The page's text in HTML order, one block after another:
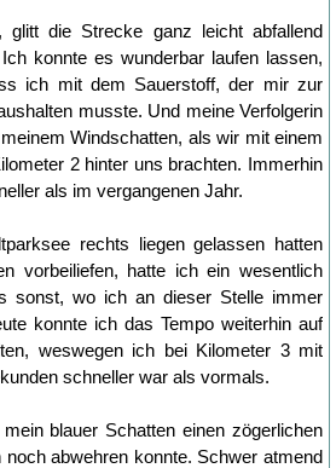
glitt die Strecke ganz leicht abfallend
konnte es wunderbar laufen lassen,
ich mit dem Sauerstoff, der mir zur
musste. Und meine Verfolgerin
Windschatten, als wir mit einem
2 hinter uns brachten. Immerhin
als im vergangenen Jahr.
rechts liegen gelassen hatten
vorbeiliefen, hatte ich ein wesentlich
sonst, wo ich an dieser Stelle immer
konnte ich das Tempo weiterhin auf
weswegen ich bei Kilometer 3 mit
schneller war als vormals.
blauer Schatten einen zögerlichen
abwehren konnte. Schwer atmend